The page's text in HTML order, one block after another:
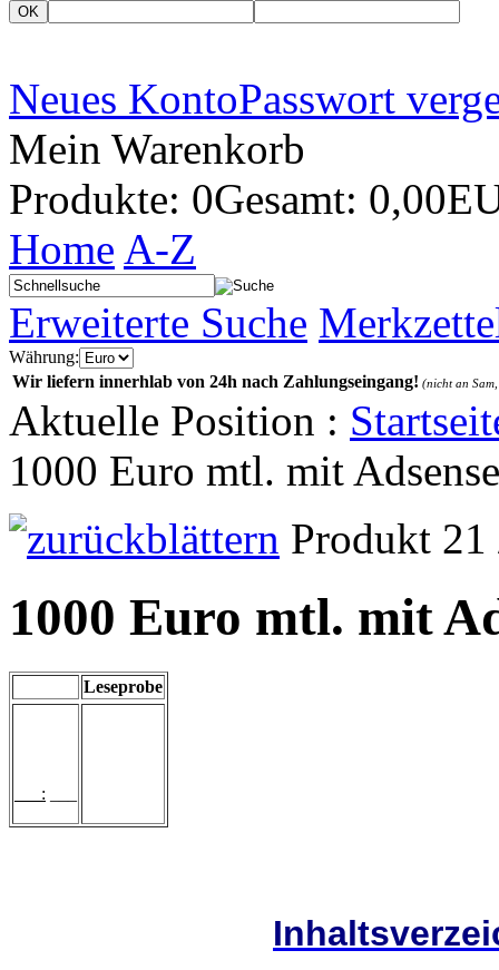
OK
Neues KontoPasswort
Mein Warenkorb
Produkte: 0Gesamt:
Home A-Z
Erweiterte Suche
Währung:
Wir liefern innerhlab von 24h nach Zahlungseingang! (nicht an
Aktuelle Position :
1000 Euro mtl. mit
Produkt
1000 Euro mtl. mit
Leseprobe
___: